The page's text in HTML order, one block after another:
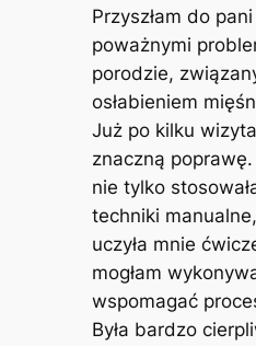
Przyszłam do
poważnymi
porodzie,
osłabieniem
Już po kilku
znaczną
nie tylko
techniki
uczyła mnie
mogłam
wspomagać
Była bardzo